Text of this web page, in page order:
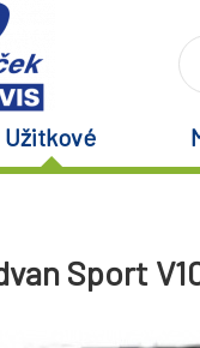
Užitkové
Sport